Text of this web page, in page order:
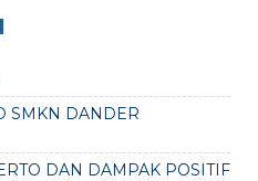
SMKN DANDER
DAN DAMPAK POSITIF